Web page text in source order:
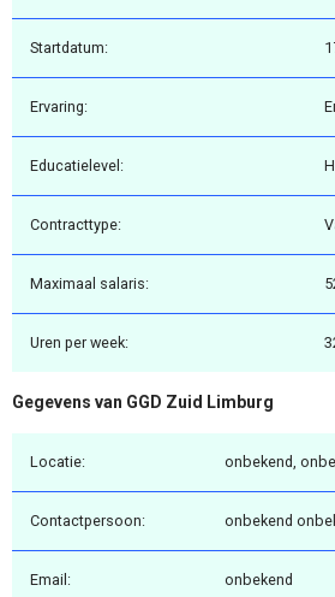
Startdatum:
Ervaring:
Educatielevel:
Contracttype:
Maximaal salaris:
Uren per week:
Gegevens van GGD Zuid Limburg
Locatie: onbekend,
Contactpersoon: onbekend
Email: onbekend